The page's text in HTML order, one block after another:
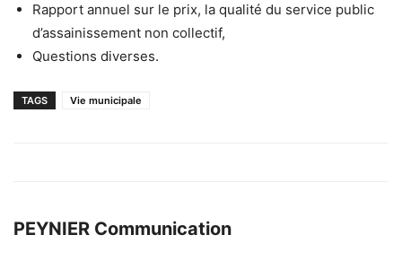
Rapport annuel sur le prix, la qualité du service public
d’assainissement non collectif,
Questions diverses.
TAGS Vie municipale
PEYNIER Communication